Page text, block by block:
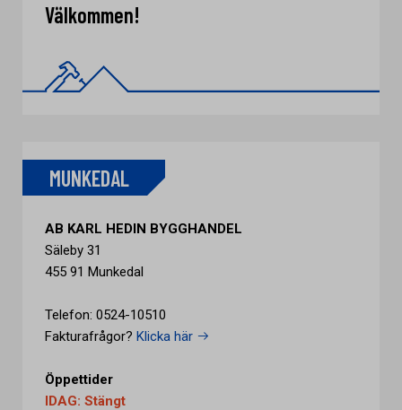
Välkommen!
MUNKEDAL
AB KARL HEDIN BYGGHANDEL
Säleby 31
455 91 Munkedal
Telefon: 0524-10510
Fakturafrågor? Klicka här
Öppettider
IDAG: Stängt